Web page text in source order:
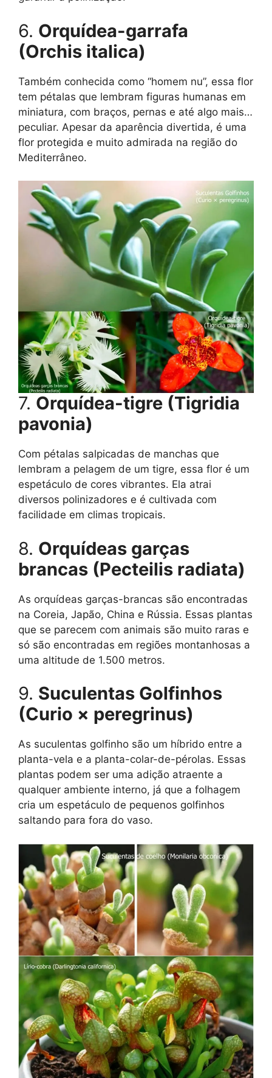
6. Orquídea-garrafa
(Orchis italica)
Também conhecida como “homem nu”, essa flor
tem pétalas que lembram figuras humanas em
miniatura, com braços, pernas e até algo mais…
peculiar. Apesar da aparência divertida, é uma
flor protegida e muito admirada na região do
Mediterrâneo.
7. Orquídea-tigre (Tigridia
pavonia)
Com pétalas salpicadas de manchas que
lembram a pelagem de um tigre, essa flor é um
espetáculo de cores vibrantes. Ela atrai
diversos polinizadores e é cultivada com
facilidade em climas tropicais.
8. Orquídeas garças
brancas (Pecteilis radiata)
As orquídeas garças-brancas são encontradas
na Coreia, Japão, China e Rússia. Essas plantas
que se parecem com animais são muito raras e
só são encontradas em regiões montanhosas a
uma altitude de 1.500 metros.
9. Suculentas Golfinhos
(Curio × peregrinus)
As suculentas golfinho são um híbrido entre a
planta-vela e a planta-colar-de-pérolas. Essas
plantas podem ser uma adição atraente a
qualquer ambiente interno, já que a folhagem
cria um espetáculo de pequenos golfinhos
saltando para fora do vaso.